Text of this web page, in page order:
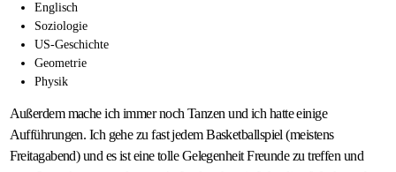
Englisch
Soziologie
US-Geschichte
Geometrie
Physik
Außerdem mache ich immer noch Tanzen und ich hatte einige
Aufführungen. Ich gehe zu fast jedem Basketballspiel (meistens
Freitagabend) und es ist eine tolle Gelegenheit Freunde zu treffen und